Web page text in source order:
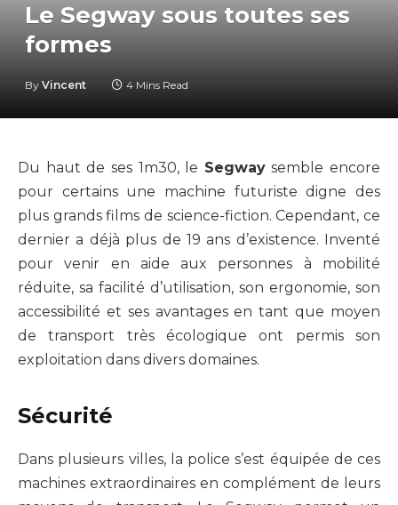
Le Segway sous toutes ses
formes
By Vincent 4 Mins Read
Du haut de ses 1m30, le Segwaysemble encore
pour certains une machine futuriste digne des
plus grands films de science-fiction. Cependant, ce
dernier a déjà plus de 19 ans d’existence. Inventé
pour venir en aide aux personnes à mobilité
réduite, sa facilité d’utilisation, son ergonomie, son
accessibilité et ses avantages en tant que moyen
de transport très écologique ont permis son
exploitation dans divers domaines.
Sécurité
Dans plusieurs villes, la police s’est équipée de ces
machines extraordinaires en complément de leurs